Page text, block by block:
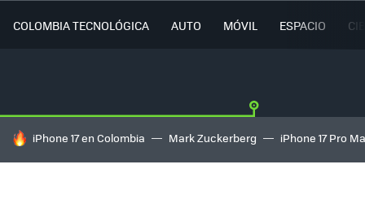
COLOMBIA TECNOLÓGICA AUTO MÓVIL ESPACIO
HOY SE HABLA DE
iPhone 17 en Colombia Mark Zuckerberg iPhone 17 Pro